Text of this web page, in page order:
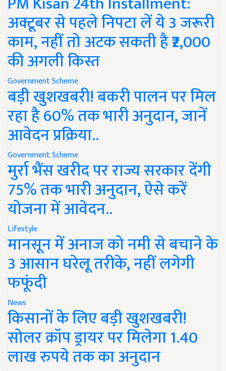
अक्टूबर से पहले निपटा लें ये 3 जरूरी
काम, नहीं तो अटक सकती है ₹2,000
की अगली किस्त
Government Scheme
बड़ी खुशखबरी! बकरी पालन पर मिल
रहा है 60% तक भारी अनुदान, जानें
आवेदन प्रक्रिया..
Government Scheme
मुर्रा भैंस खरीद पर राज्य सरकार देंगी
75% तक भारी अनुदान, ऐसे करें
योजना में आवेदन..
Lifestyle
मानसून में अनाज को नमी से बचाने के
3 आसान घरेलू तरीके, नहीं लगेगी
फफूंदी
News
किसानों के लिए बड़ी खुशखबरी!
सोलर क्रॉप ड्रायर पर मिलेगा 1.40
लाख रुपये तक का अनुदान